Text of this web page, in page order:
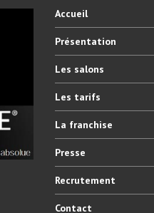
Accueil
Présentation
Les salons
Les tarifs
La franchise
Presse
Recrutement
Contact